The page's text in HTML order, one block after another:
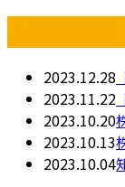
2023.12.28
2023.11.22
2023.10.20
2023.10.13
2023.10.04